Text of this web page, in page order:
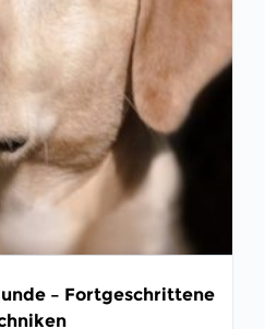
– Fortgeschrittene